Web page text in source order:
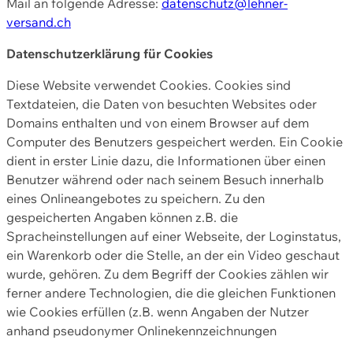
versand.ch
Datenschutzerklärung für Cookies
Diese Website verwendet Cookies. Cookies sind
Textdateien, die Daten von besuchten Websites oder
Domains enthalten und von einem Browser auf dem
Computer des Benutzers gespeichert werden. Ein Cookie
dient in erster Linie dazu, die Informationen über einen
Benutzer während oder nach seinem Besuch innerhalb
eines Onlineangebotes zu speichern. Zu den
gespeicherten Angaben können z.B. die
Spracheinstellungen auf einer Webseite, der Loginstatus,
ein Warenkorb oder die Stelle, an der ein Video geschaut
wurde, gehören. Zu dem Begriff der Cookies zählen wir
ferner andere Technologien, die die gleichen Funktionen
wie Cookies erfüllen (z.B. wenn Angaben der Nutzer
anhand pseudonymer Onlinekennzeichnungen